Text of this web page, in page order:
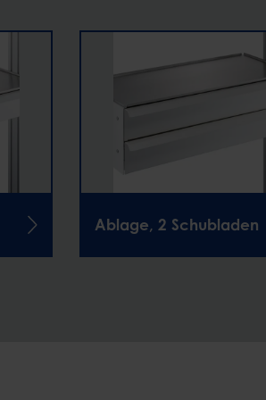
Ablage, 2 Schubladen